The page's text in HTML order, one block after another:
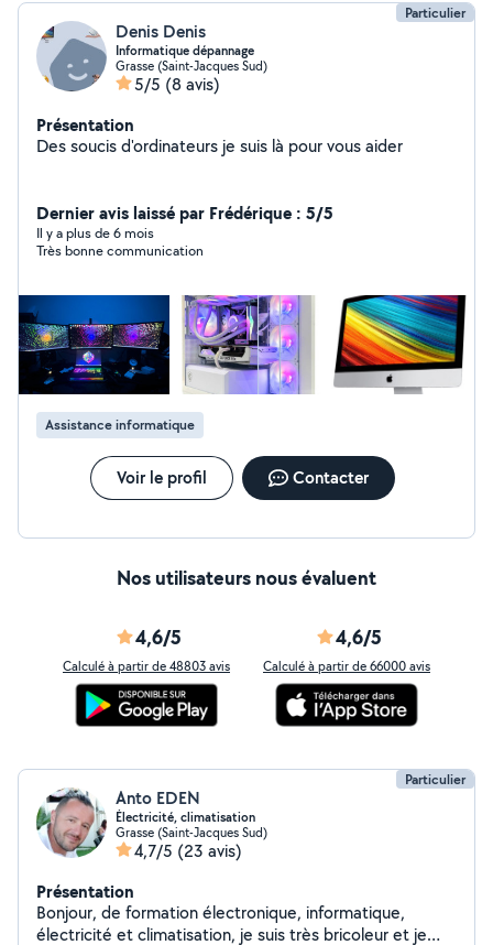
Particulier
Denis Denis
Informatique dépannage
Grasse (Saint-Jacques Sud)
5/5 (8 avis)
Présentation
Des soucis d'ordinateurs je suis là pour vous aider
Dernier avis laissé par Frédérique : 5/5
Il y a plus de 6 mois
Très bonne communication
Assistance informatique
Voir le profil Contacter
Nos utilisateurs nous évaluent
4,6/5
Calculé à partir de 48803 avis
4,6/5
Calculé à partir de 66000 avis
Particulier
Anto EDEN
Électricité, climatisation
Grasse (Saint-Jacques Sud)
4,7/5 (23 avis)
Présentation
Bonjour, de formation électronique, informatique,
électricité et climatisation, je suis très bricoleur et je